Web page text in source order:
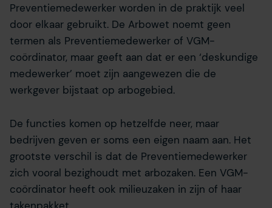
Preventiemedewerker worden in de praktijk veel
door elkaar gebruikt. De Arbowet noemt geen
termen als Preventiemedewerker of VGM-
coördinator, maar geeft aan dat er een ‘deskundige
medewerker’ moet zijn aangewezen die de
werkgever bijstaat op arbogebied.
De functies komen op hetzelfde neer, maar
bedrijven geven er soms een eigen naam aan. Het
grootste verschil is dat de Preventiemedewerker
zich vooral bezighoudt met arbozaken. Een VGM-
coördinator heeft ook milieuzaken in zijn of haar